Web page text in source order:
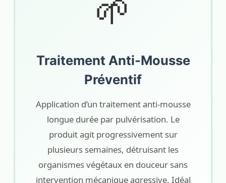
🌱
Traitement Anti-Mousse
Préventif
Application d’un traitement anti-mousse
longue durée par pulvérisation. Le
produit agit progressivement sur
plusieurs semaines, détruisant les
organismes végétaux en douceur sans
intervention mécanique agressive. Idéal